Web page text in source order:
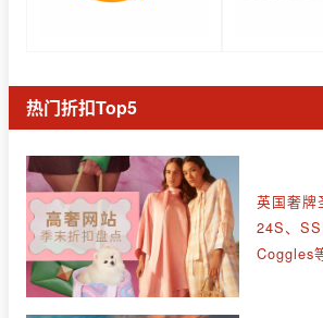
热门折扣Top5
英国奢牌
24S、
Coggles